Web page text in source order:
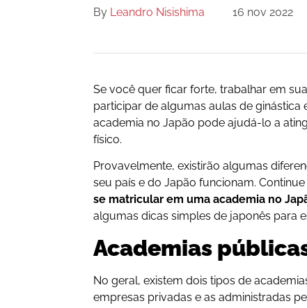
By Leandro Nisishima 16 nov 2022
Se você quer ficar forte, trabalhar em
participar de algumas aulas de
academia no Japão pode ajudá-lo a
físico.
Provavelmente, existirão algumas
seu país e do Japão funcionam.
se matricular em uma academia no
algumas dicas simples de japonês para
Academias
No geral, existem dois tipos de
empresas privadas e as administradas